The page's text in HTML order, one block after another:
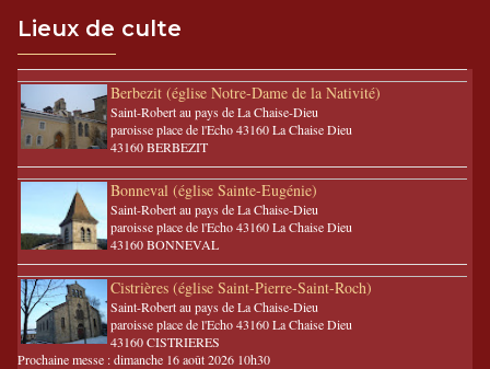
Lieux de culte
Berbezit (église Notre-Dame de la Nativité)
Saint-Robert au pays de La Chaise-Dieu
paroisse place de l'Echo 43160 La Chaise Dieu
43160 BERBEZIT
Bonneval (église Sainte-Eugénie)
Saint-Robert au pays de La Chaise-Dieu
paroisse place de l'Echo 43160 La Chaise Dieu
43160 BONNEVAL
Cistrières (église Saint-Pierre-Saint-Roch)
Saint-Robert au pays de La Chaise-Dieu
paroisse place de l'Echo 43160 La Chaise Dieu
43160 CISTRIERES
Prochaine messe : dimanche 16 août 2026 10h30